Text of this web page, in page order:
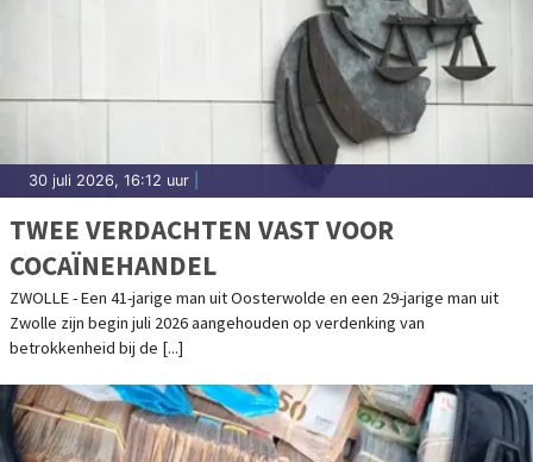
30 juli 2026, 16:12 uur
TWEE VERDACHTEN VAST VOOR
COCAÏNEHANDEL
ZWOLLE - Een 41-jarige man uit Oosterwolde en een 29-jarige man uit
Zwolle zijn begin juli 2026 aangehouden op verdenking van
betrokkenheid bij de [...]